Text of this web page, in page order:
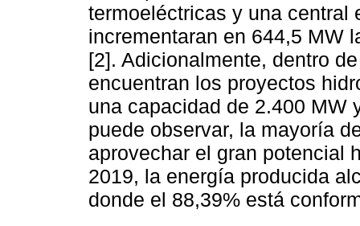
termoeléctricas y una central
incrementaran en 644,5 MW
[2]. Adicionalmente, dentro
encuentran los proyectos
una capacidad de 2.400 MW
puede observar, la mayoría
aprovechar el gran potencial
2019, la energía producida
donde el 88,39% está